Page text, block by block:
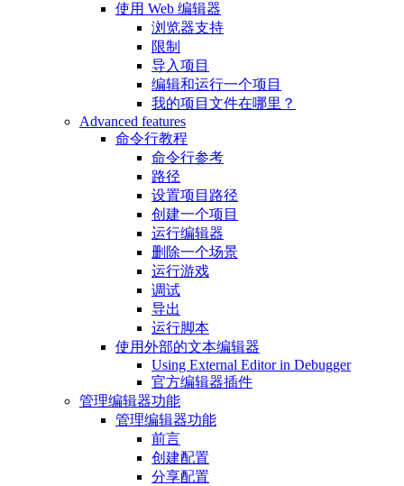
使用 Web 编辑器
浏览器支持
限制
导入项目
编辑和运行一个项目
我的项目文件在哪里？
Advanced features
命令行教程
命令行参考
路径
设置项目路径
创建一个项目
运行编辑器
删除一个场景
运行游戏
调试
导出
运行脚本
使用外部的文本编辑器
Using External Editor in Debugger
官方编辑器插件
管理编辑器功能
管理编辑器功能
前言
创建配置
分享配置